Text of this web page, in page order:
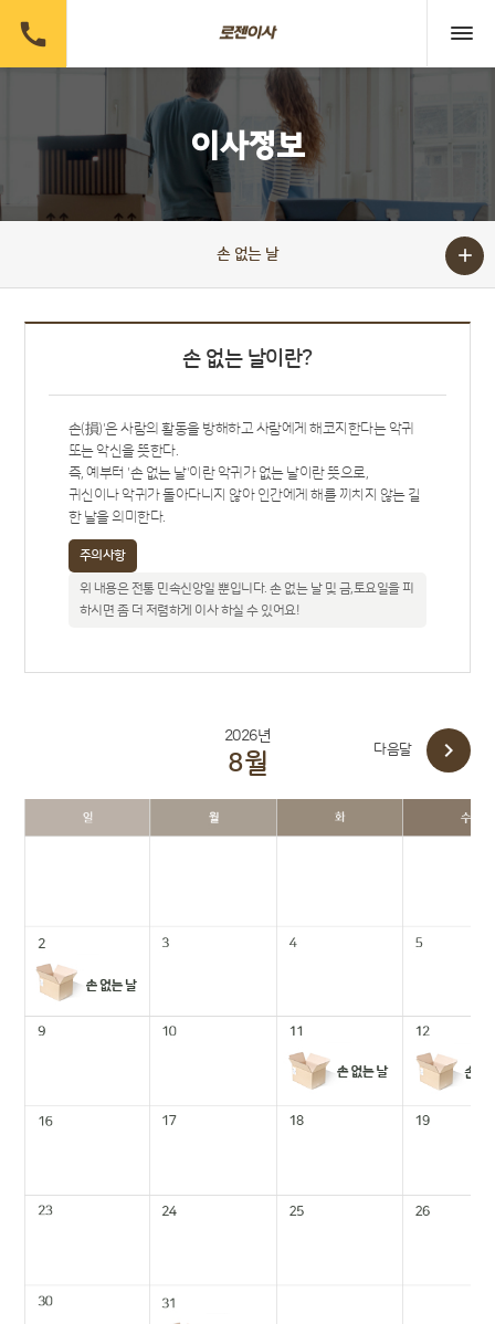

이사정보
손 없는 날 
손 없는 날이란?
손(損)'은 사람의 활동을 방해하고 사람에게 해코지한다는 악귀
또는 악신을 뜻한다.
즉, 예부터 '손 없는 날'이란 악귀가 없는 날이란 뜻으로,
귀신이나 악귀가 돌아다니지 않아 인간에게 해를 끼치지 않는 길
한 날을 의미한다.
주의사항
위 내용은 전통 민속신앙일 뿐입니다. 손 없는 날 및 금,토요일을 피
하시면 좀 더 저렴하게 이사 하실 수 있어요!
2026년
8월 다음달 